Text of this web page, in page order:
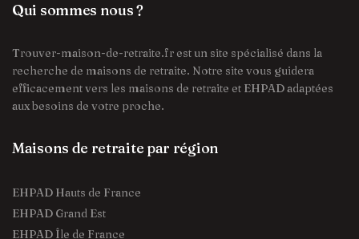
Qui sommes nous ?
Trouver-maison-de-retraite.fr est un site spécialisé dans la
recherche de maisons de retraite. Notre site vous guidera
efficacement vers les maisons de retraite et EHPAD adaptées
aux besoins de votre proche.
Maisons de retraite par région
EHPAD Hauts de France
EHPAD Grand Est
EHPAD Île de France